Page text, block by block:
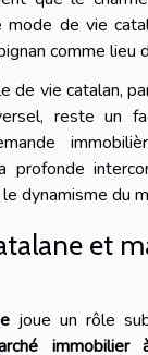
mode de vie
comme lieu
de vie catalan,
reste un
profonde
dynamisme du
et
joue un rôle
immobilier